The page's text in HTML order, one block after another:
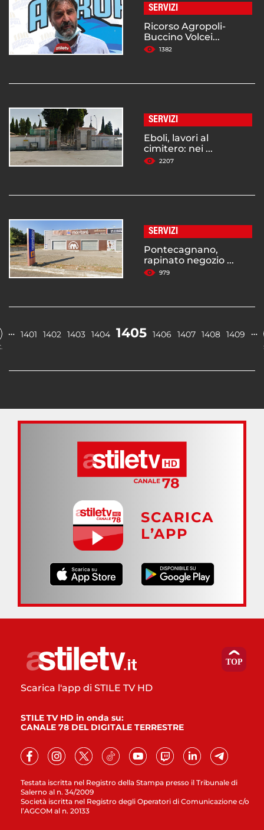
SERVIZI
Ricorso Agropoli-
Buccino Volcei...
1382
SERVIZI
Eboli, lavori al
cimitero: nei ...
2207
SERVIZI
Pontecagnano,
rapinato negozio ...
979
… 1401 1402 1403 1404 1405 1406 1407 1408 1409 …
SCARICA
L’APP
Testata iscritta nel Registro della Stampa presso il Tribunale di
Salerno al n. 34/2009
Società iscritta nel Registro degli Operatori di Comunicazione c/o
l’AGCOM al n. 20133
Scarica l'app di STILE TV HD
STILE TV HD in onda su:
CANALE 78 DEL DIGITALE TERRESTRE